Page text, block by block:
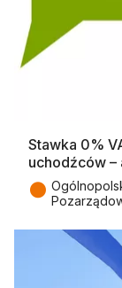
Stawka 0%
uchodźców –
●